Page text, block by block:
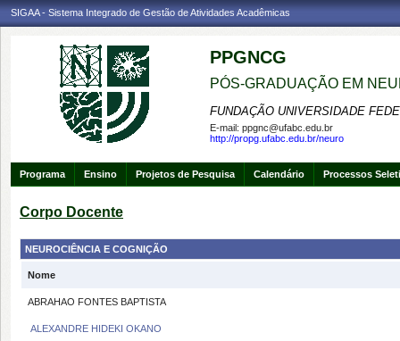
SIGAA - Sistema Integrado de Gestão de Atividades Acadêmicas
PPGNCG
PÓS-GRADUAÇÃO EM
FUNDAÇÃO UNIVERSIDADE
E-mail: ppgnc@ufabc.edu.br
http://propg.ufabc.edu.br/neuro
Programa Ensino Projetos de Pesquisa Calendário Processos
Corpo Docente
NEUROCIÊNCIA E COGNIÇÃO
Nome
ABRAHAO FONTES BAPTISTA
ALEXANDRE HIDEKI OKANO